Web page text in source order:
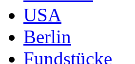
USA
Berlin
Fundstücke